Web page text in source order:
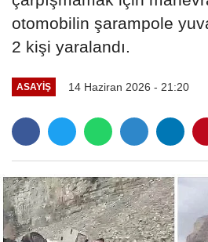
otomobilin şarampole
2 kişi yaralandı.
ASAYİŞ 14 Haziran 2026 - 21:20